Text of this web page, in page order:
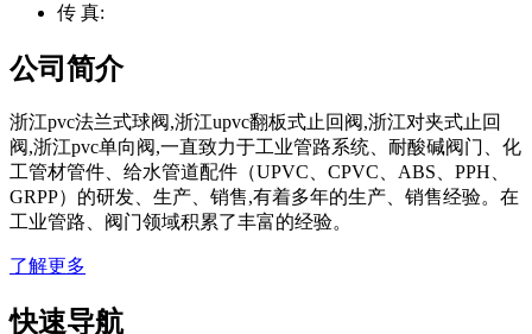
传 真:
公司简介
浙江pvc法兰式球阀,浙江upvc翻板式止回阀,浙江对夹式止回
阀,浙江pvc单向阀,一直致力于工业管路系统、耐酸碱阀门、化
工管材管件、给水管道配件（UPVC、CPVC、ABS、PPH、
GRPP）的研发、生产、销售,有着多年的生产、销售经验。在
工业管路、阀门领域积累了丰富的经验。
了解更多
快速导航